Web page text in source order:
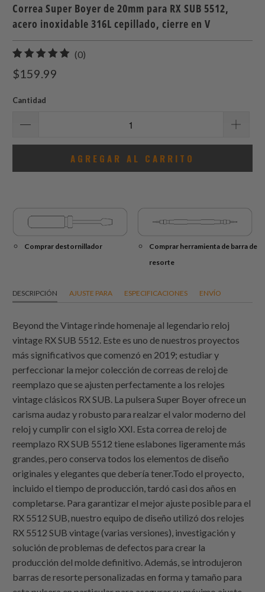
Correa Super Boyer de 20mm para RX SUB 5512,
acero inoxidable 316L cepillado, cierre en V
(0)
$159.99
Cantidad
AGREGAR AL CARRITO
Comprar destornillador
Comprar herramienta de barra de
resorte
DESCRIPCIÓN AJUSTE PARA ESPECIFICACIONES ENVÍO
Beyond the Vintage rinde homenaje al legendario reloj
vintage RX SUB 5512. Este es uno de nuestros proyectos
más significativos que comenzó en 2019; estudiar y
perfeccionar la mejor colección de correas de reloj de
reemplazo que se ajusten perfectamente a los relojes
vintage clásicos RX SUB. La pulsera Super Boyer ofrece un
carisma audaz y robusto para realzar el valor moderno del
reloj y cumplir con el siglo XXI. Esta correa de reloj de
reemplazo RX SUB 5512 tiene eslabones ligeramente más
grandes, pero conserva todos los elementos de diseño
originales y elegantes que debería tener.Todo el proyecto,
incluido el tiempo de producción, tardó casi dos años en
completarse. Para garantizar el mejor ajuste posible para el
RX 5512 SUB, nuestro equipo de diseño utilizó dos relojes
RX 5512 SUB vintage (varias versiones), investigación y
solución de problemas de defectos para crear la
producción del molde definitivo. Además, se introdujeron
barras de resorte personalizadas en forma y tamaño para